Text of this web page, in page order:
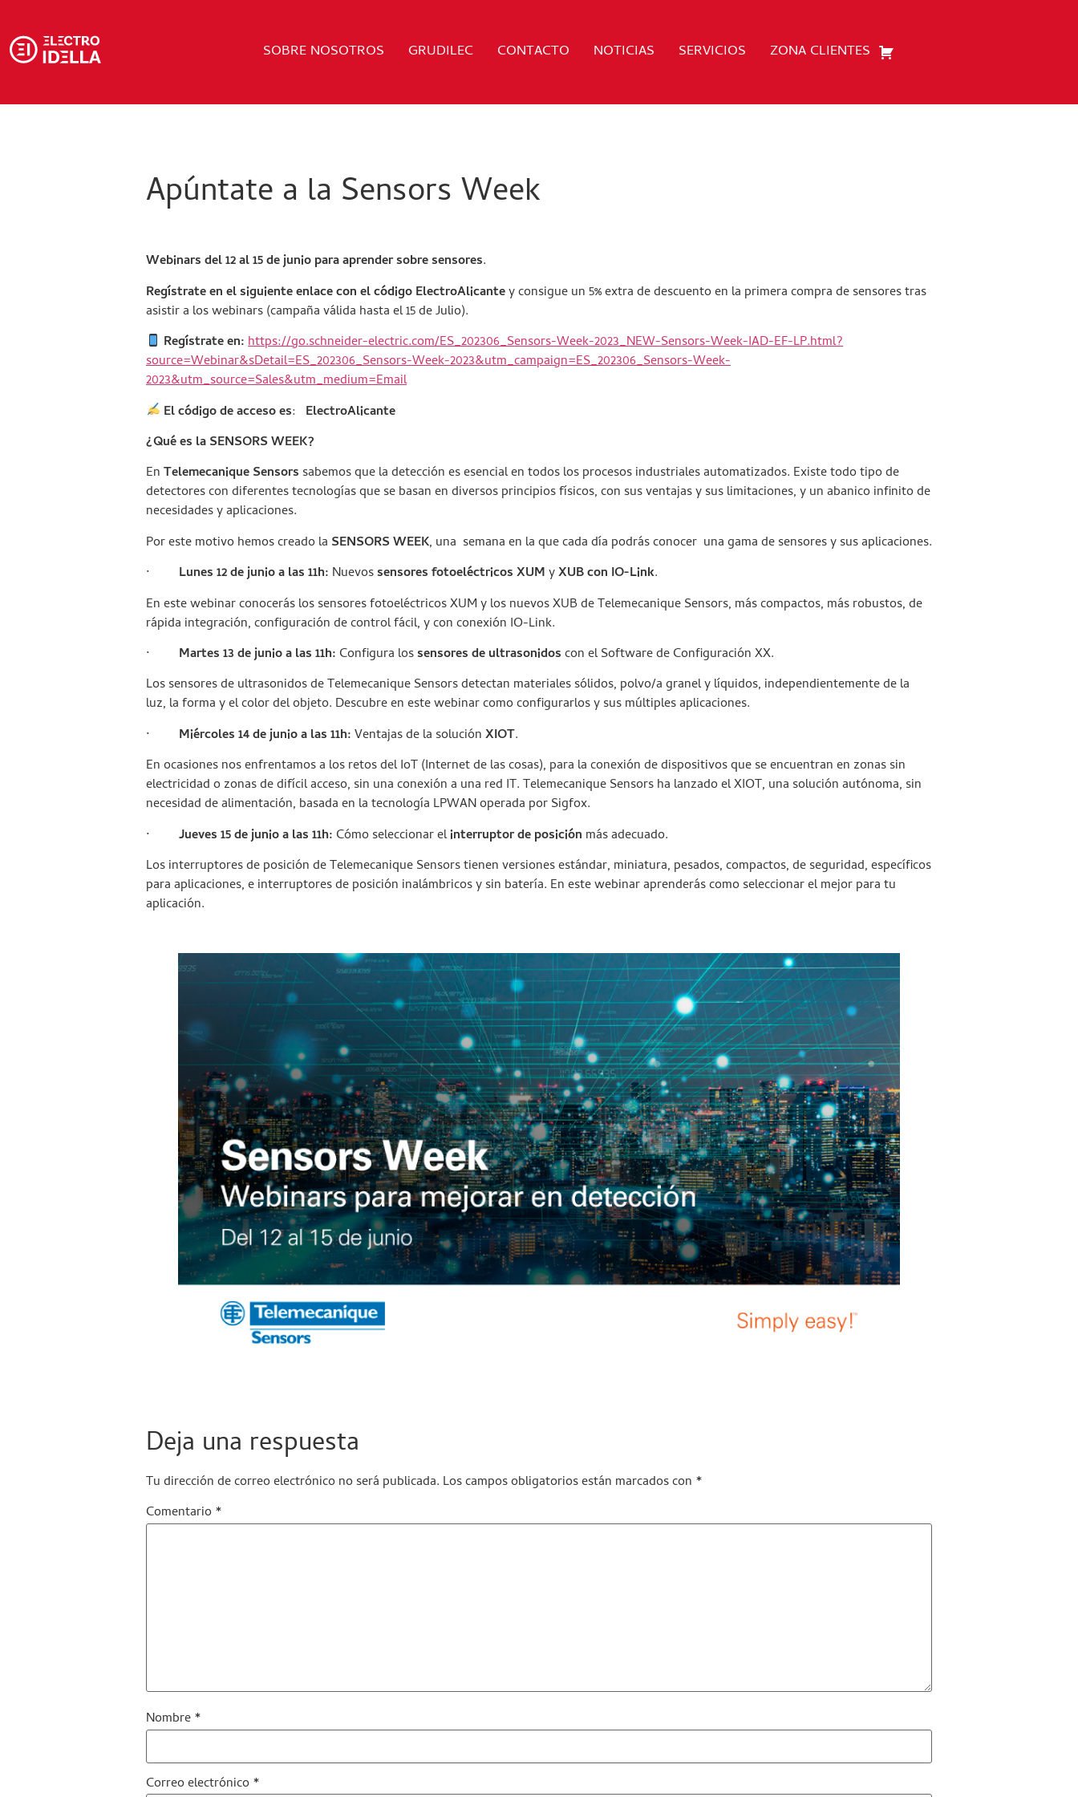
SOBRE NOSOTROS GRUDILEC CONTACTO NOTICIAS SERVICIOS ZONA CLIENTES
Apúntate a la Sensors Week
Webinars del 12 al 15 de junio para aprender sobre sensores.
Regístrate en el siguiente enlace con el código ElectroAlicantey consigue un 5% extra de descuento en la primera compra de sensores tras
asistir a los webinars (campaña válida hasta el 15 de Julio).
Regístrate en: https://go.schneider-electric.com/ES_202306_Sensors-Week-2023_NEW-Sensors-Week-IAD-EF-LP.html?
source=Webinar&sDetail=ES_202306_Sensors-Week-2023&utm_campaign=ES_202306_Sensors-Week-
2023&utm_source=Sales&utm_medium=Email
El código de acceso es: ElectroAlicante
¿Qué es laSENSORS WEEK?
EnTelemecanique Sensors sabemos que la detección es esencial en todos los procesos industriales automatizados. Existe todo tipo de
detectores con diferentes tecnologías que se basan en diversos principios físicos, con sus ventajas y sus limitaciones, y un abanico infinito de
necesidades y aplicaciones.
Por este motivo hemos creado la SENSORS WEEK, una semana en la que cada día podrás conocer una gama de sensores y sus aplicaciones.
· Lunes 12 de junio a las 11h: Nuevossensores fotoeléctricosXUMyXUB con IO-Link.
En este webinar conocerás los sensores fotoeléctricos XUM y los nuevos XUB de Telemecanique Sensors, más compactos, más robustos, de
rápida integración, configuración de control fácil, y con conexión IO-Link.
· Martes 13 de junio a las 11h: Configura lossensores de ultrasonidoscon el Software de Configuración XX.
Los sensores de ultrasonidos de Telemecanique Sensors detectan materiales sólidos, polvo/a granel y líquidos, independientemente de la
luz, la forma y el color del objeto. Descubre en este webinar como configurarlos y sus múltiples aplicaciones.
· Miércoles 14 de junio a las 11h:Ventajas de la soluciónXIOT.
En ocasiones nos enfrentamos a los retos del IoT (Internet de las cosas), para la conexión de dispositivos que se encuentran en zonas sin
electricidad o zonas de difícil acceso, sin una conexión a una red IT. Telemecanique Sensors ha lanzado el XIOT, una solución autónoma, sin
necesidad de alimentación, basada en la tecnología LPWAN operada por Sigfox.
· Jueves 15 de junio a las 11h: Cómo seleccionar elinterruptor de posición más adecuado.
Los interruptores de posición de Telemecanique Sensors tienen versiones estándar, miniatura, pesados, compactos, de seguridad, específicos
para aplicaciones, e interruptores de posición inalámbricos y sin batería. En este webinar aprenderás como seleccionar el mejor para tu
aplicación.
Deja una respuesta
Tu dirección de correo electrónico no será publicada. Los campos obligatorios están marcados con *
Comentario*
Nombre*
Correo electrónico*